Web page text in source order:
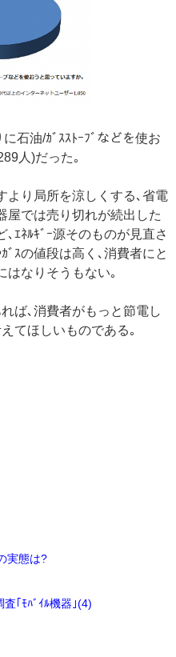
石油/ｶﾞｽｽﾄｰﾌﾞなどを使お
人)だった｡
より局所を涼しくする､省電
屋では売り切れが続出した
､ｴﾈﾙｷﾞｰ源そのものが見直さ
ﾞｽの値段は高く､消費者にと
はなりそうもない｡
ば､消費者がもっと節電し
てほしいものである｡
実態は?
査｢ﾓﾊﾞｲﾙ機器｣(4)